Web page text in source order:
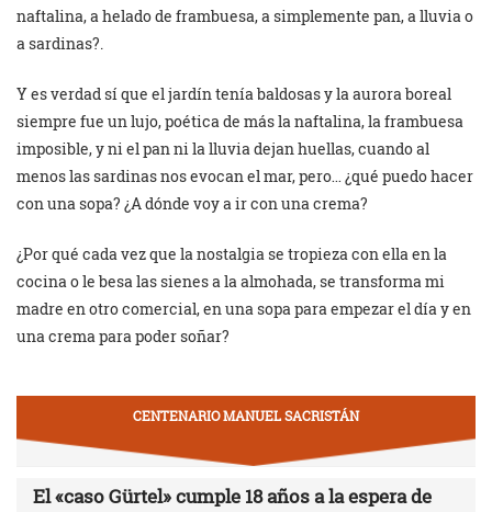
naftalina, a helado de frambuesa, a simplemente pan, a lluvia o
a sardinas?.
Y es verdad sí que el jardín tenía baldosas y la aurora boreal
siempre fue un lujo, poética de más la naftalina, la frambuesa
imposible, y ni el pan ni la lluvia dejan huellas, cuando al
menos las sardinas nos evocan el mar, pero… ¿qué puedo hacer
con una sopa? ¿A dónde voy a ir con una crema?
¿Por qué cada vez que la nostalgia se tropieza con ella en la
cocina o le besa las sienes a la almohada, se transforma mi
madre en otro comercial, en una sopa para empezar el día y en
una crema para poder soñar?
CENTENARIO MANUEL SACRISTÁN
El «caso Gürtel» cumple 18 años a la espera de